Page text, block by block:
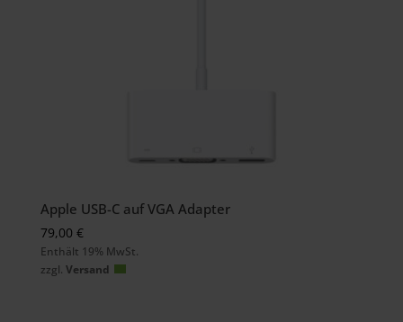
Apple USB-C auf VGA Adapter
79,00 €
Enthält 19% MwSt.
zzgl. Versand